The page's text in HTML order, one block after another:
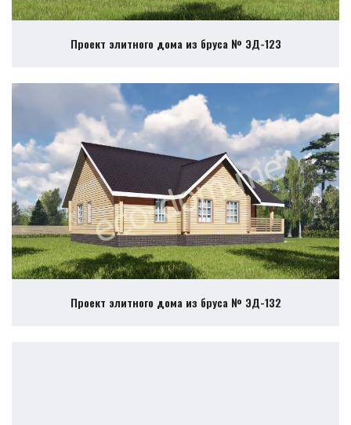
Проект элитного дома из бруса № ЭД-123
Проект элитного дома из бруса № ЭД-132